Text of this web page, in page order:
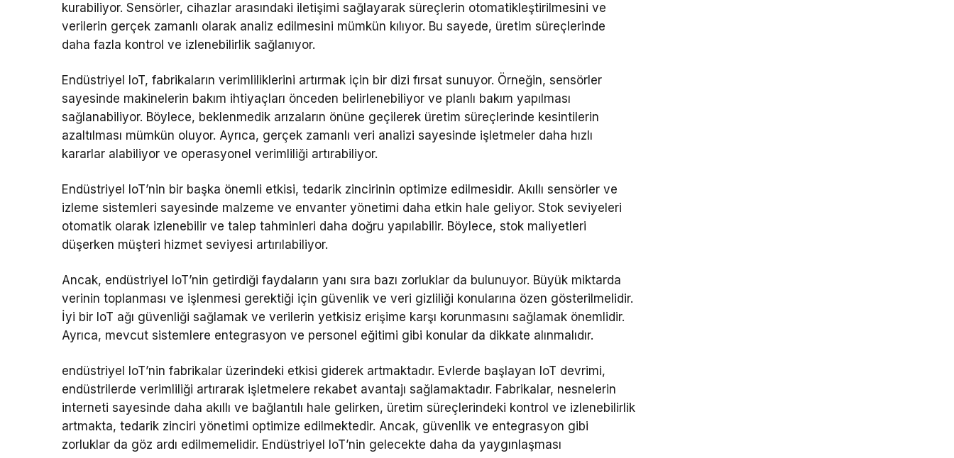
kurabiliyor. Sensörler, cihazlar arasındaki iletişimi sağlayarak süreçlerin otomatikleştirilmesini ve
verilerin gerçek zamanlı olarak analiz edilmesini mümkün kılıyor. Bu sayede, üretim süreçlerinde
daha fazla kontrol ve izlenebilirlik sağlanıyor.
Endüstriyel IoT, fabrikaların verimliliklerini artırmak için bir dizi fırsat sunuyor. Örneğin, sensörler
sayesinde makinelerin bakım ihtiyaçları önceden belirlenebiliyor ve planlı bakım yapılması
sağlanabiliyor. Böylece, beklenmedik arızaların önüne geçilerek üretim süreçlerinde kesintilerin
azaltılması mümkün oluyor. Ayrıca, gerçek zamanlı veri analizi sayesinde işletmeler daha hızlı
kararlar alabiliyor ve operasyonel verimliliği artırabiliyor.
Endüstriyel IoT’nin bir başka önemli etkisi, tedarik zincirinin optimize edilmesidir. Akıllı sensörler ve
izleme sistemleri sayesinde malzeme ve envanter yönetimi daha etkin hale geliyor. Stok seviyeleri
otomatik olarak izlenebilir ve talep tahminleri daha doğru yapılabilir. Böylece, stok maliyetleri
düşerken müşteri hizmet seviyesi artırılabiliyor.
Ancak, endüstriyel IoT’nin getirdiği faydaların yanı sıra bazı zorluklar da bulunuyor. Büyük miktarda
verinin toplanması ve işlenmesi gerektiği için güvenlik ve veri gizliliği konularına özen gösterilmelidir.
İyi bir IoT ağı güvenliği sağlamak ve verilerin yetkisiz erişime karşı korunmasını sağlamak önemlidir.
Ayrıca, mevcut sistemlere entegrasyon ve personel eğitimi gibi konular da dikkate alınmalıdır.
endüstriyel IoT’nin fabrikalar üzerindeki etkisi giderek artmaktadır. Evlerde başlayan IoT devrimi,
endüstrilerde verimliliği artırarak işletmelere rekabet avantajı sağlamaktadır. Fabrikalar, nesnelerin
interneti sayesinde daha akıllı ve bağlantılı hale gelirken, üretim süreçlerindeki kontrol ve izlenebilirlik
artmakta, tedarik zinciri yönetimi optimize edilmektedir. Ancak, güvenlik ve entegrasyon gibi
zorluklar da göz ardı edilmemelidir. Endüstriyel IoT’nin gelecekte daha da yaygınlaşması